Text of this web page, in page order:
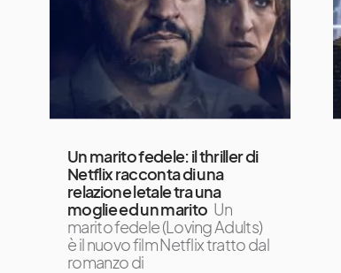
Un marito fedele: il thriller di
Netflix racconta di una
relazione letale tra una
moglie ed un marito Un
marito fedele (Loving Adults)
è il nuovo film Netflix tratto dal
romanzo di